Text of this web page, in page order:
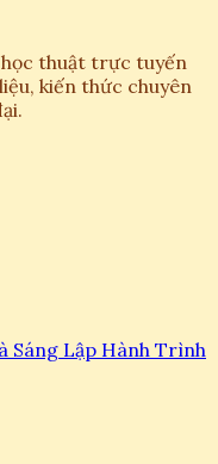
thuật trực tuyến
kiến thức chuyên
Sáng Lập Hành Trình